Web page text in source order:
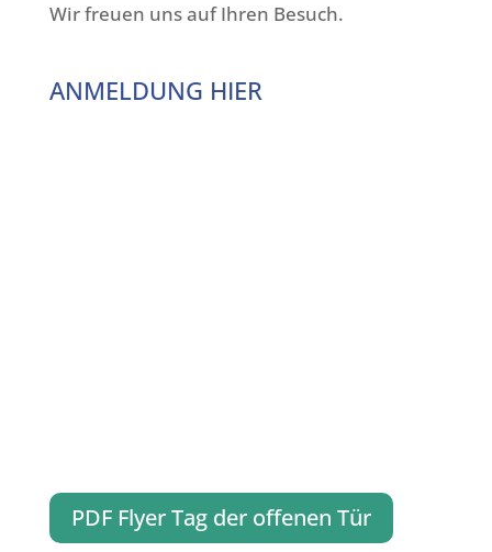
Wir freuen uns auf Ihren Besuch.
ANMELDUNG HIER
PDF Flyer Tag der offenen Tür